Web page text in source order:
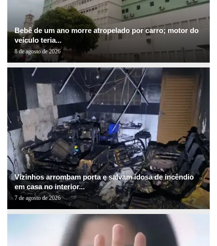
Bebê de um ano morre atropelado por carro; motor do
veículo teria...
8 de agosto de 2026
Vizinhos arrombam porta e salvam idosa de incêndio
em casa no interior...
7 de agosto de 2026